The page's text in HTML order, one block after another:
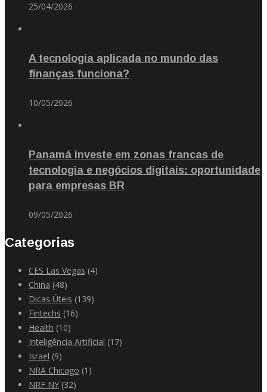
25/04/2026
A tecnologia aplicada no mundo das
finanças funciona?
10/05/2026
Panamá investe em zonas francas de
tecnologia e negócios digitais: oportunidade
para empresas BR
09/05/2026
Categorias
CES Las Vegas (4)
China (48)
Dicas Úteis (139)
Fintechs (16)
Health (10)
Inteligência Artificial (17)
Israel (9)
NRA Chicago (1)
NRF NY (32)